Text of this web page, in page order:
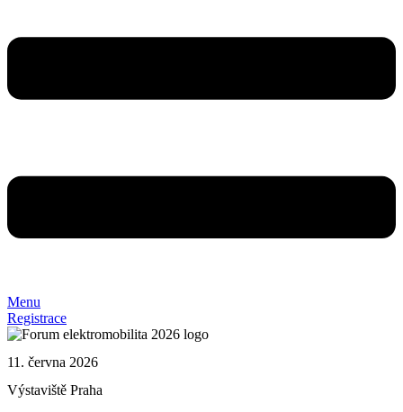
Menu
Registrace
11. června 2026
Výstaviště Praha